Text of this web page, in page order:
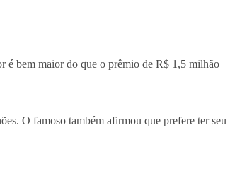
é bem maior do que o prêmio de R$ 1,5 milhão
O famoso também afirmou que prefere ter seu